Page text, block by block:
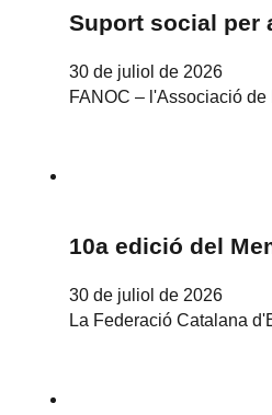
Suport social per
30 de juliol de 2026
FANOC – l'Associació
10a edició del
30 de juliol de 2026
La Federació Catalana